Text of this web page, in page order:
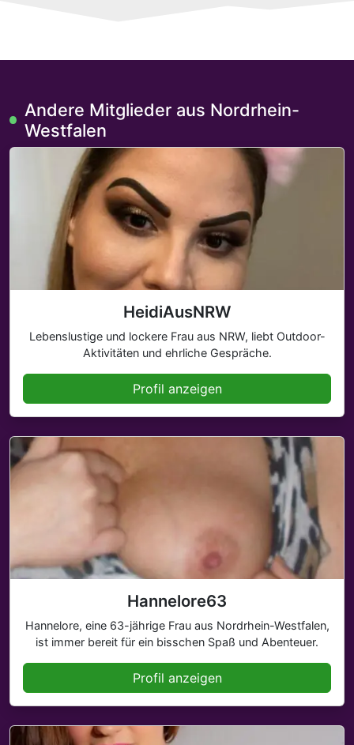
Andere Mitglieder aus Nordrhein-
Westfalen
HeidiAusNRW
Lebenslustige und lockere Frau aus NRW, liebt Outdoor-
Aktivitäten und ehrliche Gespräche.
Profil anzeigen
Hannelore63
Hannelore, eine 63-jährige Frau aus Nordrhein-Westfalen,
ist immer bereit für ein bisschen Spaß und Abenteuer.
Profil anzeigen